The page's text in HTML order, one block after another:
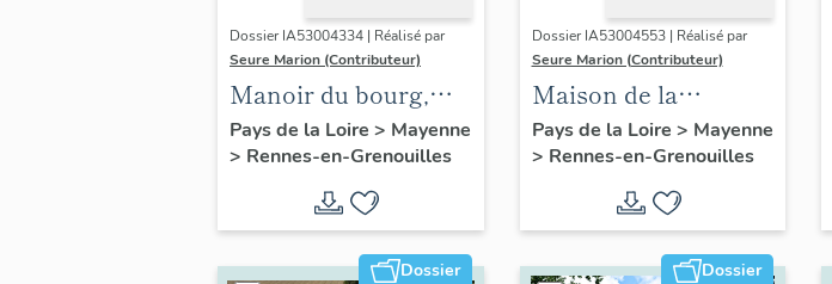
Dossier IA53004334 | Réalisé par
Seure Marion (Contributeur)
Manoir du bourg,
actuellement maison
Pays de la Loire > Mayenne
> Rennes-en-Grenouilles
Dossier IA53004553 | Réalisé par
Seure Marion (Contributeur)
Maison de la
Maillardière
Pays de la Loire > Mayenne
> Rennes-en-Grenouilles
Dossier Dossier